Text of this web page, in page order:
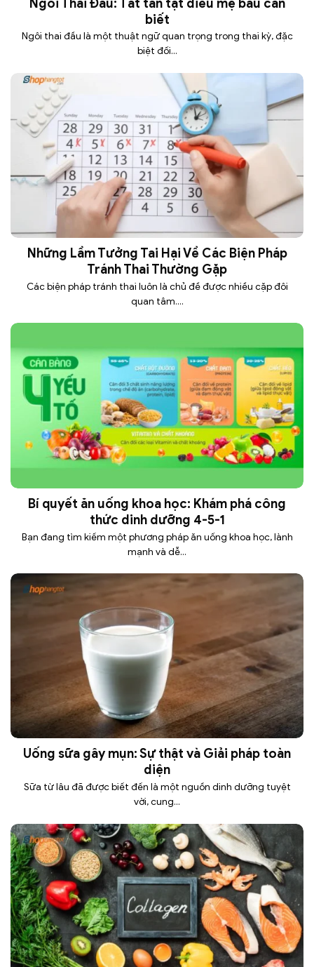
Ngôi Thai Đầu: Tất tần tật điều mẹ bầu cần
biết
Ngôi thai đầu là một thuật ngữ quan trọng trong thai kỳ, đặc
biệt đối...
Những Lầm Tưởng Tai Hại Về Các Biện Pháp
Tránh Thai Thường Gặp
Các biện pháp tránh thai luôn là chủ đề được nhiều cặp đôi
quan tâm....
Bí quyết ăn uống khoa học: Khám phá công
thức dinh dưỡng 4-5-1
Bạn đang tìm kiếm một phương pháp ăn uống khoa học, lành
mạnh và dễ...
Uống sữa gây mụn: Sự thật và Giải pháp toàn
diện
Sữa từ lâu đã được biết đến là một nguồn dinh dưỡng tuyệt
vời, cung...